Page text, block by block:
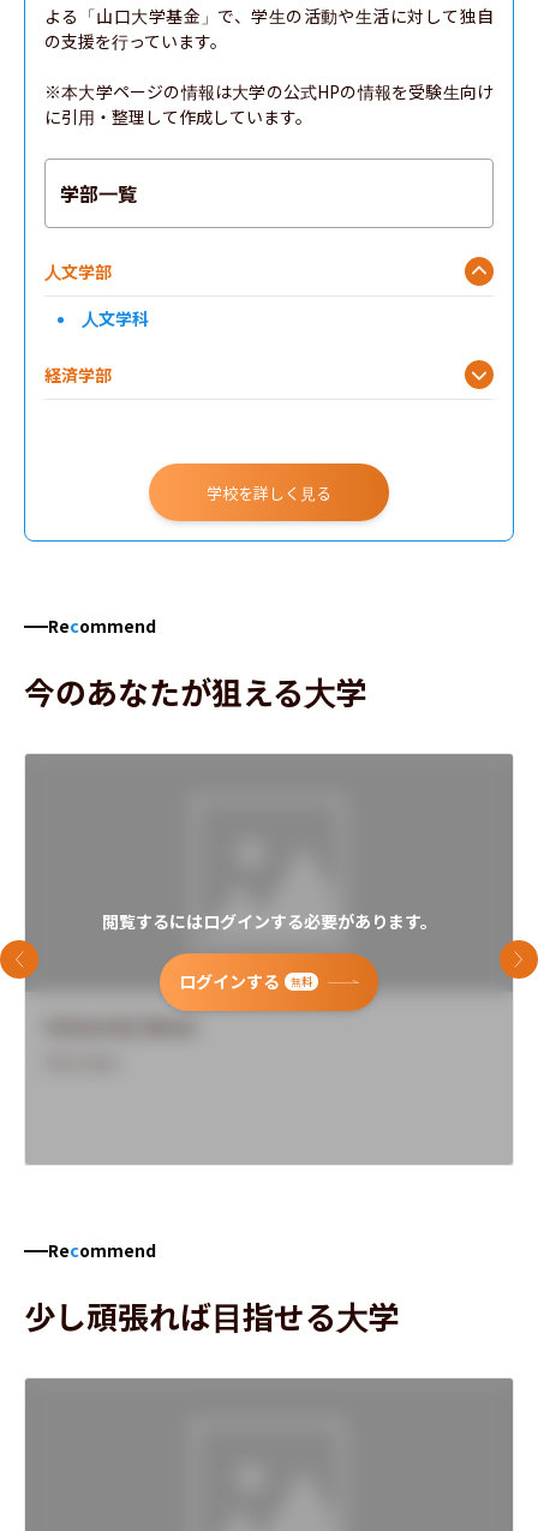
よる「山口大学基金」で、学生の活動や生活に対して独自
の支援を行っています。
※本大学ページの情報は大学の公式HPの情報を受験生向け
に引用・整理して作成しています。
学部一覧
人文学部
人文学科
経済学部
学校を詳しく見る
Recommend
今のあなたが狙える大学
閲覧するにはログインする必要があります。
ログインする 無料
前のスライド 次
Recommend
少し頑張れば目指せる大学